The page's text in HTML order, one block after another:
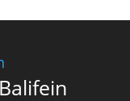
Balifein